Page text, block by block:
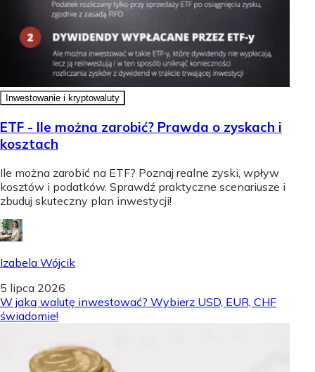
Inwestowanie i kryptowaluty
ETF - Ile można zarobić? Prawda o zyskach i
kosztach
Ile można zarobić na ETF? Poznaj realne zyski, wpływ
kosztów i podatków. Sprawdź praktyczne scenariusze i
zbuduj skuteczny plan inwestycji!
Izabela Wójcik
5 lipca 2026
W jaką walutę inwestować? Wybierz USD, EUR, CHF
świadomie!